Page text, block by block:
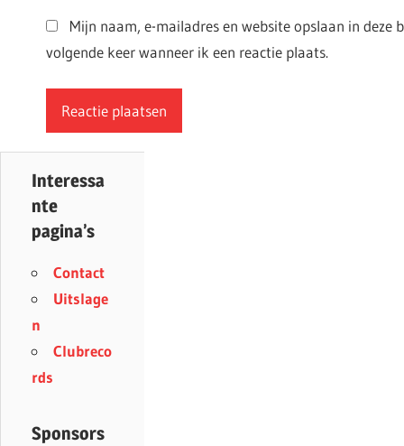
Mijn naam, e-mailadres en website opslaan in deze
volgende keer wanneer ik een reactie plaats.
Interessa
nte
pagina’s
Contact
Uitslage
n
Clubreco
rds
Sponsors